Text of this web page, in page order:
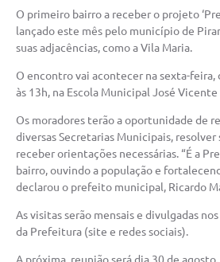
O primeiro bairro a receber o projeto
lançado este mês pelo município de
suas adjacências, como a Vila Maria.
O encontro vai acontecer na sexta-feira,
às 13h, na Escola Municipal José Vicente
Os moradores terão a oportunidade de
diversas Secretarias Municipais, resolver
receber orientações necessárias. “É a
bairro, ouvindo a população e
declarou o prefeito municipal, Ricardo
As visitas serão mensais e divulgadas
da Prefeitura (site e redes sociais).